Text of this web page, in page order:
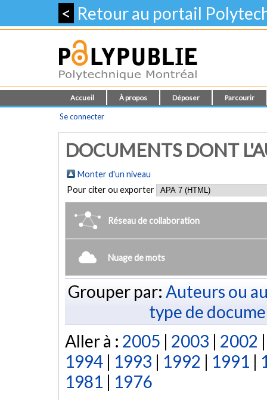
< Retour au portail
Accueil À propos Déposer Parcourir
Se connecter
DOCUMENTS DONT
Monter d'un niveau
Pour citer ou exporter
Réseau de collaboration
Nuage de mots
Grouper par: Auteurs ou
type de
Aller à : 2005 | 2003 | 2002
1994 | 1993 | 1992 | 1991 |
1981 | 1976